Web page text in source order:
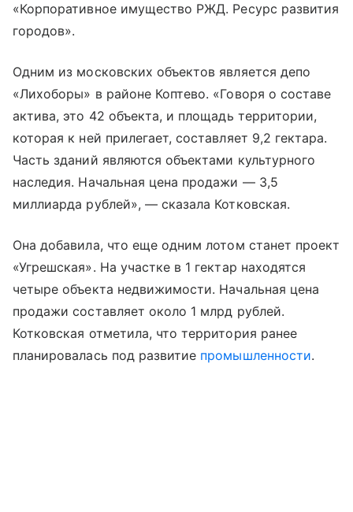
«Корпоративное имущество РЖД. Ресурс развития
городов».
Одним из московских объектов является депо
«Лихоборы» в районе Коптево. «Говоря о составе
актива, это 42 объекта, и площадь территории,
которая к ней прилегает, составляет 9,2 гектара.
Часть зданий являются объектами культурного
наследия. Начальная цена продажи — 3,5
миллиарда рублей», — сказала Котковская.
Она добавила, что еще одним лотом станет проект
«Угрешская». На участке в 1 гектар находятся
четыре объекта недвижимости. Начальная цена
продажи составляет около 1 млрд рублей.
Котковская отметила, что территория ранее
планировалась под развитие промышленности.